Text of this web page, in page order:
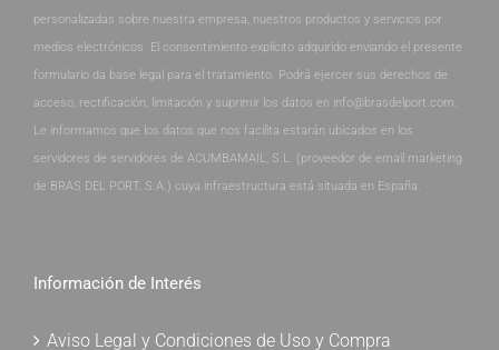
personalizadas sobre nuestra empresa, nuestros productos y servicios por
medios electrónicos. El consentimiento explícito adquirido enviando el presente
formulario da base legal para el tratamiento. Podrá ejercer sus derechos de
acceso, rectificación, limitación y suprimir los datos en info@brasdelport.com.
Le informamos que los datos que nos facilita estarán ubicados en los
servidores de servidores de ACUMBAMAIL, S.L. (proveedor de email marketing
de BRAS DEL PORT, S.A.) cuya infraestructura está situada en España.
Información de Interés
Aviso Legal y Condiciones de Uso y Compra